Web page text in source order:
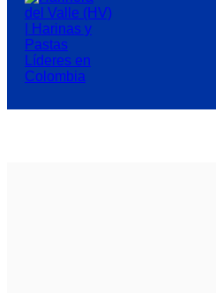
Personas
Sostenibilidad